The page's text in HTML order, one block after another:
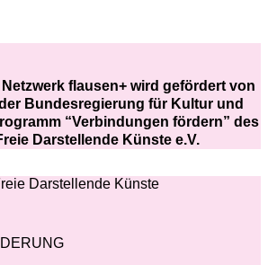
flausen+ wird gefördert von
Bundesregierung für Kultur und
“Verbindungen fördern” des
Darstellende Künste e.V.